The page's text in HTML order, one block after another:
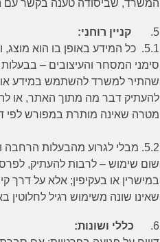
המשרד, שביסודה טענה בקשר עם
5.
קניין רוחני:
5.1.
כל המידע באופן בו הוא מוצג,
סימני המסחר והעיצובים –
שהתיר למשרד להשתמש במידע או
להעתיק דבר מה מתוך האתר, או
מטרה שאינה מותרת במפורש לפי
5.2. מבלי לגרוע מהבעלות
שום שימוש – לרבות להעתיק,
במישרין או בעקיפין; אלא על דרך
שאינו שונה משימוש רגיל לחלוטין
6.
כללי ושונות: